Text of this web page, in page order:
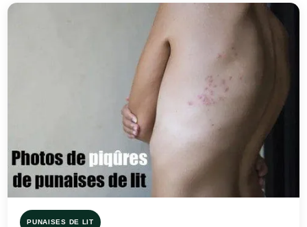
PUNAISES DE LIT